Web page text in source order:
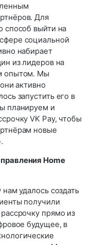
Для
способ выйти на
социальной
набирает
из лидеров на
опытом. Мы
активно
запустить его в
планируем и
VK Pay, чтобы
новые
Home
удалось создать
получили
прямо из
будущее, в